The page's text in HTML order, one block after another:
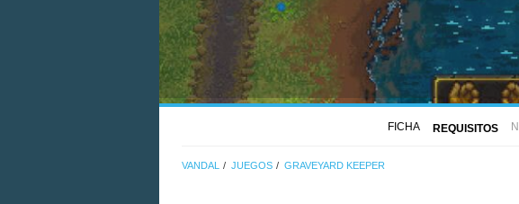
FICHA REQUISITOS
VANDAL JUEGOS GRAVEYARD KEEPER